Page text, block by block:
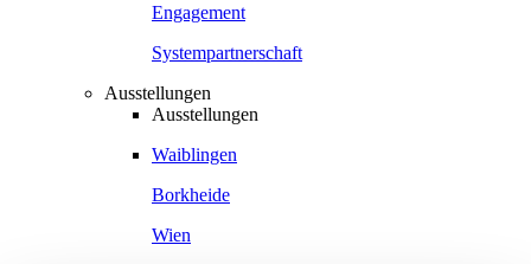
Engagement
Systempartnerschaft
Ausstellungen
Ausstellungen
Waiblingen
Borkheide
Wien